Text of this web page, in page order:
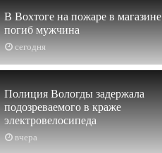
сегодня
В Вохтоге на пожаре в магазине
погиб мужчина
вчера
Полиция Вологды задержала
подозреваемого в краже
электровелосипеда